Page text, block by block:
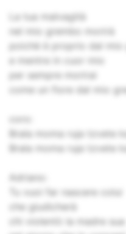
La tua malvagità
nel mio grembo morirà
poichè è proprio dal mio
e mentre in cuor mio
per sempre morirai
come un fiore dal mio
coro:
Brala moma ruja tzvete
Brala moma ruja tzvete
Adriano:
Tu vuoi far nascere colui
che giudicherà
chi violentò la madre sua